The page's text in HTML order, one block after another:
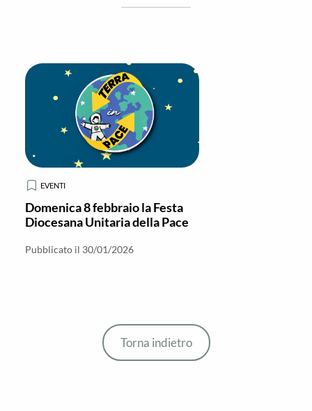
EVENTI
Domenica 8 febbraio la Festa
Diocesana Unitaria della Pace
Pubblicato il 30/01/2026
Torna indietro